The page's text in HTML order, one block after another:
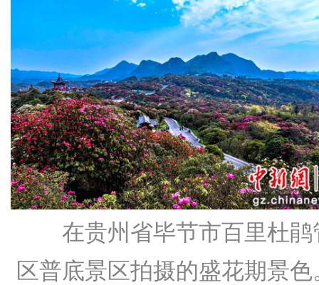
在贵州省毕节市百里杜鹃
区普底景区拍摄的盛花期景色